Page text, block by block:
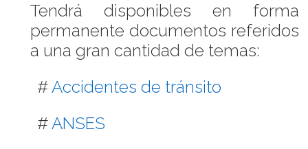
Tendrá disponibles en forma
permanente documentos referidos
a una gran cantidad de temas:
#Accidentes de tránsito
#ANSES